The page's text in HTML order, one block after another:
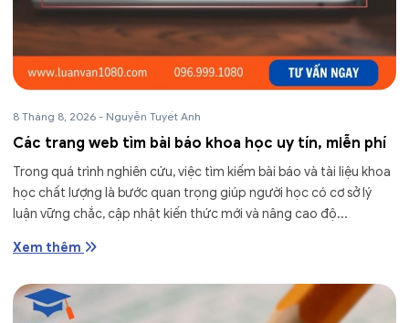
8 Tháng 8, 2026 - Nguyễn Tuyết Anh
Các trang web tìm bài báo khoa học uy tín, miễn phí
Trong quá trình nghiên cứu, việc tìm kiếm bài báo và tài liệu khoa
học chất lượng là bước quan trọng giúp người học có cơ sở lý
luận vững chắc, cập nhật kiến thức mới và nâng cao độ...
Xem thêm